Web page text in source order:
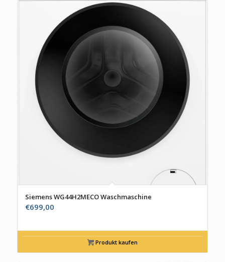
Siemens WG44H2MECO Waschmaschine
€699,00
Produkt kaufen